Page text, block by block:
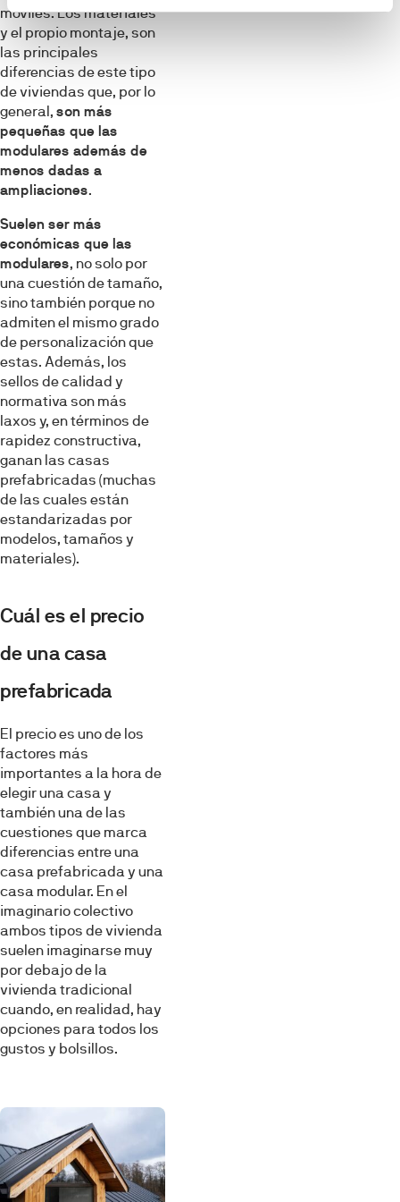
móviles. Los materiales
y el propio montaje, son
las principales
diferencias de este tipo
de viviendas que, por lo
general, son más
pequeñas que las
modulares además de
menos dadas a
ampliaciones.
Suelen ser más
económicas que las
modulares, no solo por
una cuestión de tamaño,
sino también porque no
admiten el mismo grado
de personalización que
estas. Además, los
sellos de calidad y
normativa son más
laxos y, en términos de
rapidez constructiva,
ganan las casas
prefabricadas (muchas
de las cuales están
estandarizadas por
modelos, tamaños y
materiales).
Cuál es el precio
de una casa
prefabricada
El precio es uno de los
factores más
importantes a la hora de
elegir una casa y
también una de las
cuestiones que marca
diferencias entre una
casa prefabricada y una
casa modular. En el
imaginario colectivo
ambos tipos de vivienda
suelen imaginarse muy
por debajo de la
vivienda tradicional
cuando, en realidad, hay
opciones para todos los
gustos y bolsillos.